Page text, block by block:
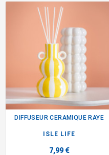
DIFFUSEUR CERAMIQUE RAYE
ISLE LIFE
7,99 €